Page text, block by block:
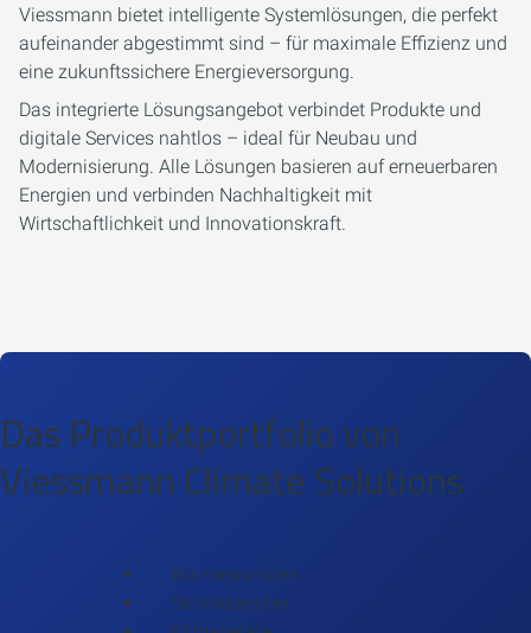
Viessmann bietet intelligente Systemlösungen, die perfekt
aufeinander abgestimmt sind – für maximale Effizienz und
eine zukunftssichere Energieversorgung.
Das integrierte Lösungsangebot verbindet Produkte und
digitale Services nahtlos – ideal für Neubau und
Modernisierung. Alle Lösungen basieren auf erneuerbaren
Energien und verbinden Nachhaltigkeit mit
Wirtschaftlichkeit und Innovationskraft.
Das Produktportfolio von
Viessmann Climate Solutions
Wärmepumpen
Stromspeicher